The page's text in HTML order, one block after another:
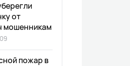
от
мошенникам
пожар в